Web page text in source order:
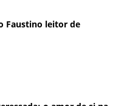
Faustino leitor de